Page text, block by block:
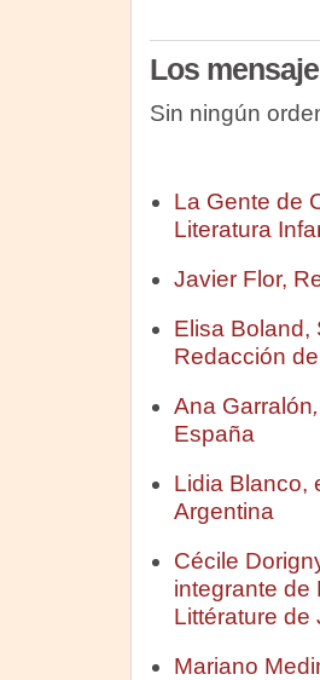
Los
Sin ningún
La Gente de
Literatura
Javier Flor,
Elisa Boland,
Redacción
Ana Garralón,
España
Lidia Blanco,
Argentina
Cécile
integrante de
Littérature de
Mariano